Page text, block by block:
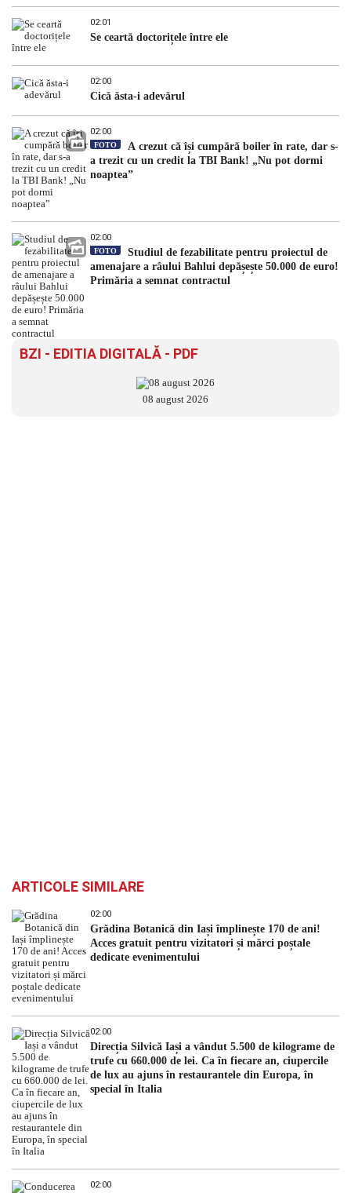
02:01
Se ceartă doctorițele între ele
02:00
Cică ăsta-i adevărul
02:00
FOTO
A crezut că își cumpără boiler în rate, dar s-
a trezit cu un credit la TBI Bank! „Nu pot dormi
noaptea”
02:00
FOTO
Studiul de fezabilitate pentru proiectul de
amenajare a râului Bahlui depășește 50.000 de euro!
Primăria a semnat contractul
BZI - EDITIA DIGITALĂ - PDF
08 august 2026
ARTICOLE SIMILARE
02:00
Grădina Botanică din Iași împlinește 170 de ani!
Acces gratuit pentru vizitatori și mărci poștale
dedicate evenimentului
02:00
Direcția Silvică Iași a vândut 5.500 de kilograme de
trufe cu 660.000 de lei. Ca în fiecare an, ciupercile
de lux au ajuns în restaurantele din Europa, în
special în Italia
02:00